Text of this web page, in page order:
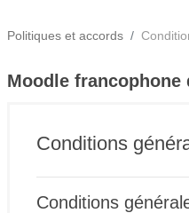
Politiques et accords
Moodle francophone
Conditions
Conditions